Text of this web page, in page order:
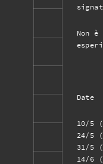
Non
Date
10/5
24/5
31/5
14/6